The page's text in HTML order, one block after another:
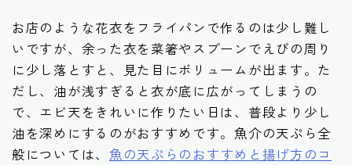
お店のような花衣をフライパンで作るのは少し難し
いですが、余った衣を菜箸やスプーンでえびの周り
に少し落とすと、見た目にボリュームが出ます。た
だし、油が浅すぎると衣が底に広がってしまうの
で、エビ天をきれいに作りたい日は、普段より少し
油を深めにするのがおすすめです。魚介の天ぷら全
般については、 魚の天ぷらのおすすめと揚げ方のコ